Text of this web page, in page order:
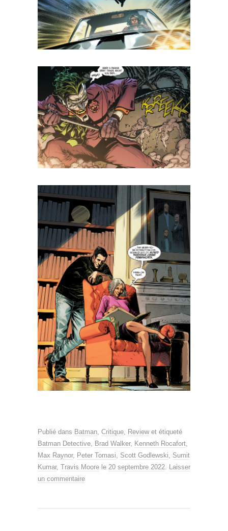
Publié dans Batman, Critique, Reviewet étiqueté
Batman Detective, Brad Walker, Kenneth Rocafort,
Max Raynor, Peter Tomasi, Scott Godlewski, Sumit
Kumar, Travis Moore le 20 septembre 2022. Laisser
un commentaire